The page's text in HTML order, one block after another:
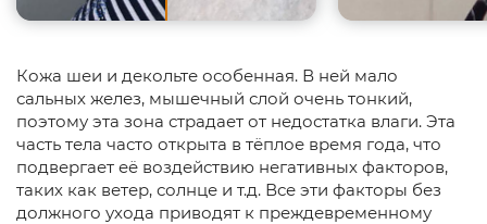
Кожа шеи и декольте особенная. В ней мало
сальных желез, мышечный слой очень тонкий,
поэтому эта зона страдает от недостатка влаги. Эта
часть тела часто открыта в тёплое время года, что
подвергает её воздействию негативных факторов,
таких как ветер, солнце и т.д. Все эти факторы без
должного ухода приводят к преждевременному